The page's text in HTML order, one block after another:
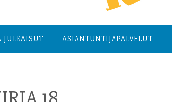
JULKAISUT ASIANTUNTIJA­PALVELUT